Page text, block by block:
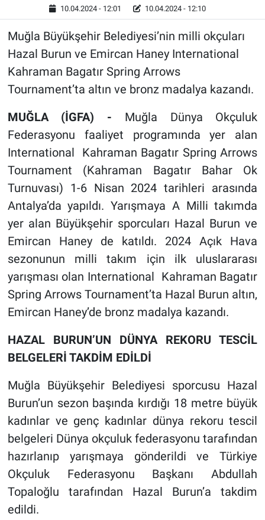
10.04.2024 - 12:01 10.04.2024 - 12:10
Muğla Büyükşehir Belediyesi’nin milli okçuları
Hazal Burun ve Emircan Haney International
Kahraman Bagatır Spring Arrows
Tournament’ta altın ve bronz madalya kazandı.
MUĞLA (İGFA) - Muğla Dünya Okçuluk
Federasyonu faaliyet programında yer alan
International Kahraman Bagatır Spring Arrows
Tournament (Kahraman Bagatır Bahar Ok
Turnuvası) 1-6 Nisan 2024 tarihleri arasında
Antalya’da yapıldı. Yarışmaya A Milli takımda
yer alan Büyükşehir sporcuları Hazal Burun ve
Emircan Haney de katıldı. 2024 Açık Hava
sezonunun milli takım için ilk uluslararası
yarışması olan International Kahraman Bagatır
Spring Arrows Tournament’ta Hazal Burun altın,
Emircan Haney’de bronz madalya kazandı.
HAZAL BURUN’UN DÜNYA REKORU TESCİL
BELGELERİ TAKDİM EDİLDİ
Muğla Büyükşehir Belediyesi sporcusu Hazal
Burun’un sezon başında kırdığı 18 metre büyük
kadınlar ve genç kadınlar dünya rekoru tescil
belgeleri Dünya okçuluk federasyonu tarafından
hazırlanıp yarışmaya gönderildi ve Türkiye
Okçuluk Federasyonu Başkanı Abdullah
Topaloğlu tarafından Hazal Burun’a takdim
edildi.